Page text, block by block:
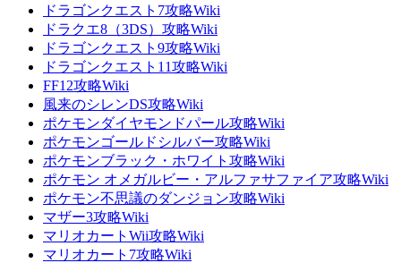
ドラゴンクエスト7攻略Wiki
ドラクエ8（3DS）攻略Wiki
ドラゴンクエスト9攻略Wiki
ドラゴンクエスト11攻略Wiki
FF12攻略Wiki
風来のシレンDS攻略Wiki
ポケモンダイヤモンドパール攻略Wiki
ポケモンゴールドシルバー攻略Wiki
ポケモンブラック・ホワイト攻略Wiki
ポケモン オメガルビー・アルファサファイア攻略Wiki
ポケモン不思議のダンジョン攻略Wiki
マザー3攻略Wiki
マリオカートWii攻略Wiki
マリオカート7攻略Wiki